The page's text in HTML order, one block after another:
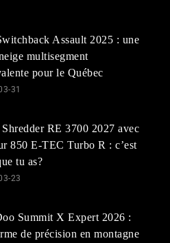
Assault 2025 : une
multisegment
pour le Québec
31
RE 3700 2027 avec
850 E-TEC Turbo R : c’est
tu as?
23
Summit X Expert 2026 :
de précision en montagne